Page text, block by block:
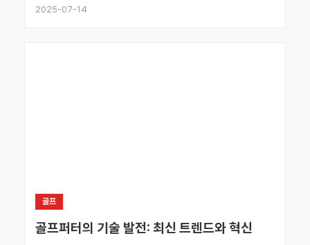
2025-07-14
골프
골프퍼터의 기술 발전: 최신 트렌드와 혁신